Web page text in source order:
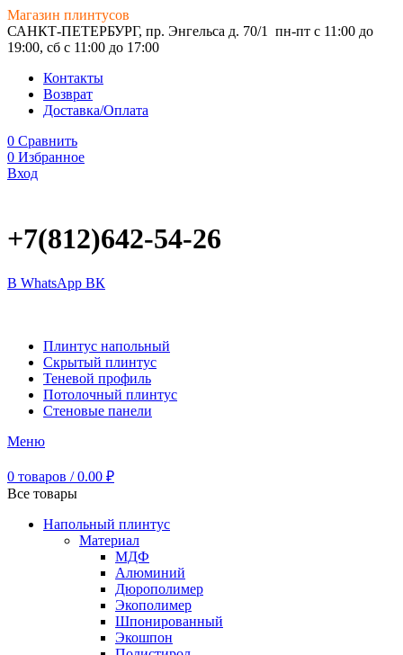
Магазин плинтусов
САНКТ-ПЕТЕРБУРГ, пр. Энгельса д. 70/1
пн-пт с 11:00 до
19:00, сб с 11:00 до 17:00
Контакты
Возврат
Доставка/Оплата
0 Сравнить
0 Избранное
Вход
+7(812)642-54-26
В WhatsApp ВК
Плинтус напольный
Скрытый плинтус
Теневой профиль
Потолочный плинтус
Стеновые панели
Меню
0 товаров / 0.00 ₽
Все товары
Напольный плинтус
Материал
МДФ
Алюминий
Дюрополимер
Экополимер
Шпонированный
Экошпон